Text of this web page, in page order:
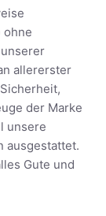
ohne
allererster
der Marke
unsere
ausgestattet.
Gute und